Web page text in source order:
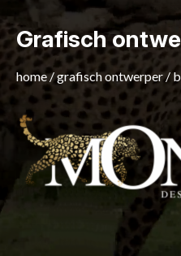
Grafisch
home/grafisch ontwerper/